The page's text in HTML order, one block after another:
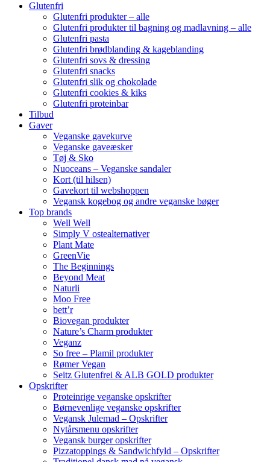
Glutenfri
Glutenfri produkter – alle
Glutenfri produkter til bagning og madlavning – alle
Glutenfri pasta
Glutenfri brødblanding & kageblanding
Glutenfri sovs & dressing
Glutenfri snacks
Glutenfri slik og chokolade
Glutenfri cookies & kiks
Glutenfri proteinbar
Tilbud
Gaver
Veganske gavekurve
Veganske gaveæsker
Tøj & Sko
Nuoceans – Veganske sandaler
Kort (til hilsen)
Gavekort til webshoppen
Vegansk kogebog og andre veganske bøger
Top brands
Well Well
Simply V ostealternativer
Plant Mate
GreenVie
The Beginnings
Beyond Meat
Naturli
Moo Free
bett’r
Biovegan produkter
Nature’s Charm produkter
Veganz
So free – Plamil produkter
Rømer Vegan
Seitz Glutenfrei & ALB GOLD produkter
Opskrifter
Proteinrige veganske opskrifter
Børnevenlige veganske opskrifter
Vegansk Julemad – Opskrifter
Nytårsmenu opskrifter
Vegansk burger opskrifter
Pizzatoppings & Sandwichfyld – Opskrifter